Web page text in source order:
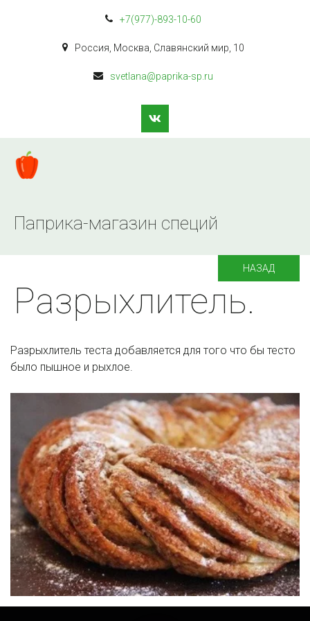
+7(977)-893-10-60
Россия Москва Славянский мир 10
svetlana@paprika-sp.ru
Паприка-магазин специй
НАЗАД
Разрыхлитель.
Разрыхлитель теста добавляется для того что бы тесто
было пышное и рыхлое.